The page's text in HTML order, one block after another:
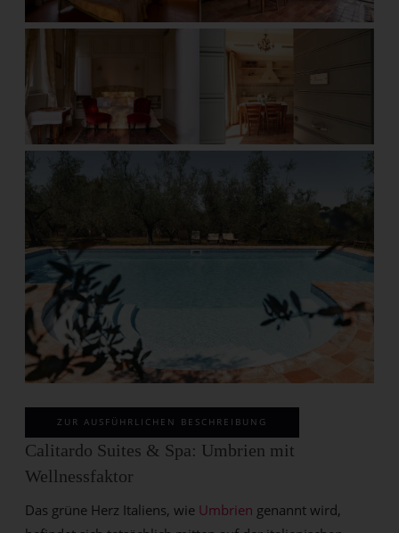
ZUR AUSFÜHRLICHEN BESCHREIBUNG
Calitardo Suites & Spa: Umbrien mit
Wellnessfaktor
Das grüne Herz Italiens, wie Umbrien genannt wird,